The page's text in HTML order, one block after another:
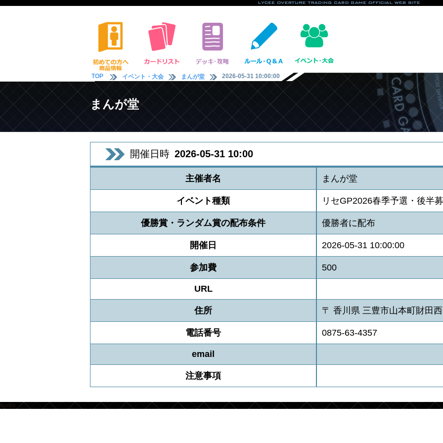
TOP イベント・大会 まんが堂 2026-05-31 10:00:00
まんが堂
開催日時 2026-05-31 10:00
主催者名 まんが堂
イベント種類 リセGP2026春季予選・後半
優勝賞・ランダム賞の配布条件 優勝者に配布
開催日 2026-05-31 10:00:00
参加費 500
URL
住所 〒 香川県 三豊市山本町財田
電話番号 0875-63-4357
email
注意事項
footer